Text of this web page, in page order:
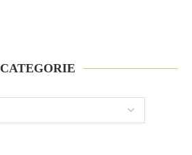
CATEGORIE